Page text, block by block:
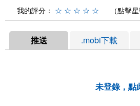
我的評分： ☆ ☆ ☆ ☆ ☆ （點擊星
推送 .mobi下載
未登錄，點